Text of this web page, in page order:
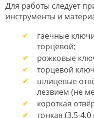
Для работы следует
инструменты и
гаечные
торцевой;
рожковые
торцевой
шлицевые
лезвием (не
короткая
тонкая (3,5-